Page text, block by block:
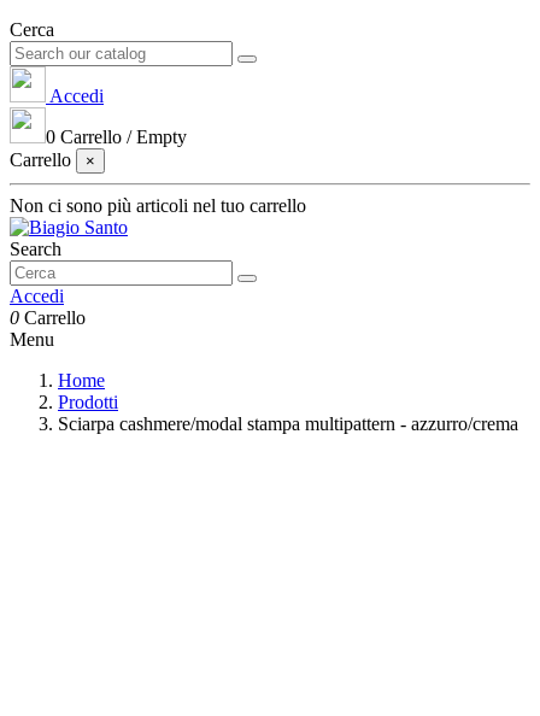
Cerca
Accedi
0 Carrello /Empty
Carrello
×
Non ci sono più articoli nel tuo carrello
Search
Accedi
0 Carrello
Menu
Home
Prodotti
Sciarpa cashmere/modal stampa multipattern - azzurro/crema